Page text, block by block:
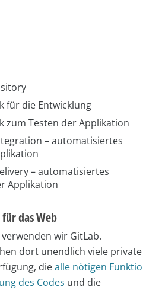
für die Entwicklung
zum Testen der Applikation
– automatisiertes
– automatisiertes
Applikation
für das Web
wir GitLab.
dort unendlich viele private
diealle nötigen Funktio
des Codes und die